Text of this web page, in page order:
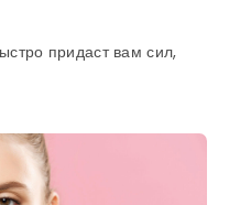
придаст вам сил,